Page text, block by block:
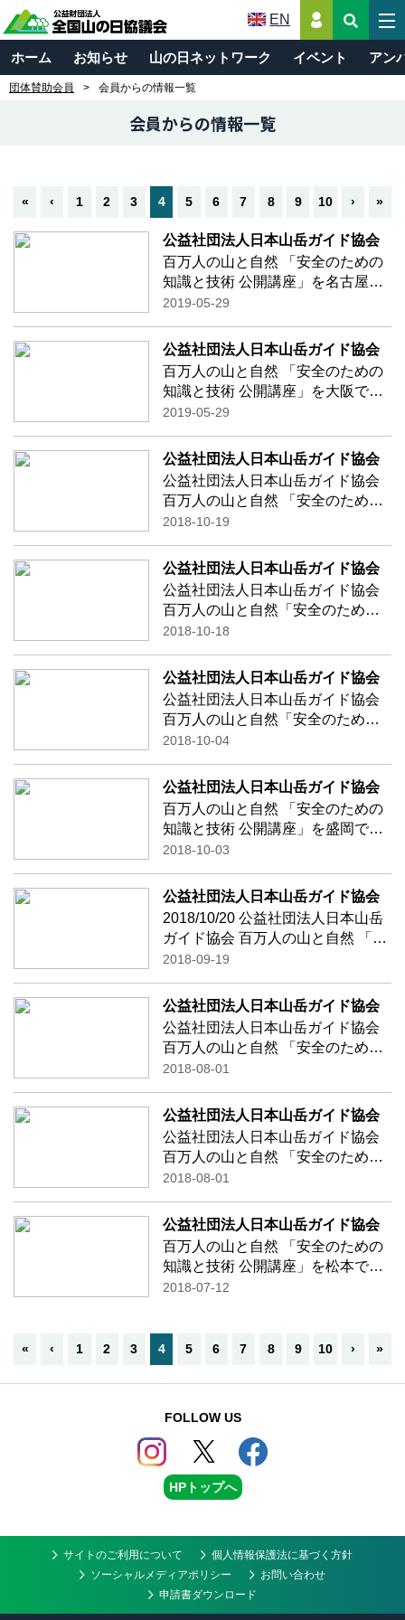
EN
ホーム お知らせ 山の日ネットワーク イベント アン
団体賛助会員 会員からの情報一覧
会員からの情報一覧
« ‹ 1 2 3 4 5 6 7 8 9 10 › »
公益社団法人日本山岳ガイド協会
百万人の山と自然 「安全のための
知識と技術 公開講座」を名古屋で
開催致します！ 講師：鹿屋体育大
「夏山登山を目指して～登山者に
必要な体力とトレーニング～」 講
師：長野…続きを読む
2019-05-29
公益社団法人日本山岳ガイド協会
百万人の山と自然 「安全のための
知識と技術 公開講座」を大阪で開
催致します！ 講師：公益社団法人
岳ガイド 角谷 道弘 氏
「山岳ガイドの安全対策」 講師：
富山県…続きを読む
2019-05-29
公益社団法人日本山岳ガイド協会
公益社団法人日本山岳ガイド協会
百万人の山と自然 「安全のための
知識と技術 公開講座」が屋久島で
全に楽しむために」 講師：
磯野 剛太 氏 公益社
団…続きを読む
2018-10-19
公益社団法人日本山岳ガイド協会
公益社団法人日本山岳ガイド協会
百万人の山と自然「安全のための
知識と技術 実技講座」 in愛知
を使ったクライミング講習 鎖場通
過・ロープワーク・トップロープ
体験な…続きを読む
2018-10-18
公益社団法人日本山岳ガイド協会
公益社団法人日本山岳ガイド協会
百万人の山と自然「安全のための
知識と技術 実技講座」 in岩手
す。 登山ガイドと一緒に、秋の里
山歩きを楽しみながら、安全登山
の知識と技術 …続きを読む
2018-10-04
公益社団法人日本山岳ガイド協会
百万人の山と自然 「安全のための
知識と技術 公開講座」を盛岡で開
催いたします！ ◆「登山中の外傷
島 隆之 氏 盛岡友愛病院副
院長 国際山岳医 ◆「大自然に学
んだこ…続きを読む
2018-10-03
公益社団法人日本山岳ガイド協会
2018/10/20 公益社団法人日本山岳
ガイド協会 百万人の山と自然 「安
全のための知識と技術 公開講座」
楽々登山術」 講師： 高津 充於
氏 公益社団法人日本山岳
ガイ…続きを読む
2018-09-19
公益社団法人日本山岳ガイド協会
公益社団法人日本山岳ガイド協会
百万人の山と自然 「安全のための
知識と技術 公開講座」を大分県九
磯野 剛太 氏 公益社団
法人日本山岳ガイド協会 代表理
事…続きを読む
2018-08-01
公益社団法人日本山岳ガイド協会
公益社団法人日本山岳ガイド協会
百万人の山と自然 「安全のための
知識と技術 公開講座」の実技講座
す！ 「登山をこれから始めたい
方！」 「安全で疲れにくい山の歩
き方を学び…続きを読む
2018-08-01
公益社団法人日本山岳ガイド協会
百万人の山と自然 「安全のための
知識と技術 公開講座」を松本で開
催致します！ 講師：長野県警察本
「遭難救助の現場から」 講
師：
2018-07-12
« ‹ 1 2 3 4 5 6 7 8 9 10 › »
FOLLOW US
HPトップへ
サイトのご利用について
個人情報保護法に基づく方針
ソーシャルメディアポリシー
お問い合わせ
申請書ダウンロード